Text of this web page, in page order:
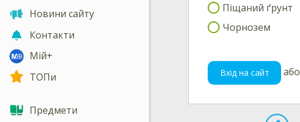
Новини сайту
Контакти
Мій+
ТОПи
Предмети
Піщаний ґрунт
Чорнозем
Вхід на сайт або